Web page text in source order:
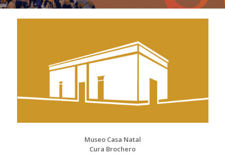
Museo Casa Natal
Cura Brochero